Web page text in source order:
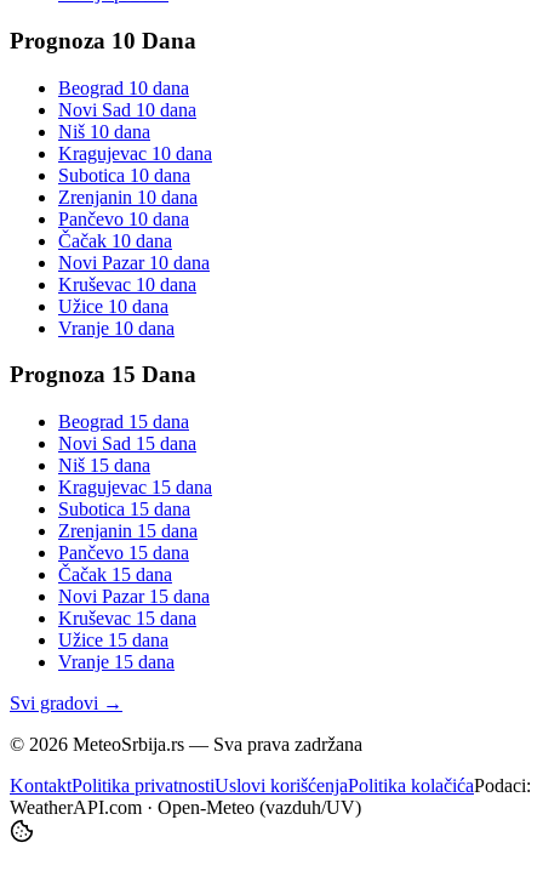
Prognoza 10 Dana
Beograd 10 dana
Novi Sad 10 dana
Niš 10 dana
Kragujevac 10 dana
Subotica 10 dana
Zrenjanin 10 dana
Pančevo 10 dana
Čačak 10 dana
Novi Pazar10 dana
Kruševac 10 dana
Užice 10 dana
Vranje 10 dana
Prognoza 15 Dana
Beograd 15 dana
Novi Sad 15 dana
Niš 15 dana
Kragujevac 15 dana
Subotica 15 dana
Zrenjanin 15 dana
Pančevo 15 dana
Čačak 15 dana
Novi Pazar15 dana
Kruševac 15 dana
Užice 15 dana
Vranje 15 dana
Svi gradovi →
© 2026 MeteoSrbija.rs — Sva prava zadržana
KontaktPolitika privatnostiUslovi korišćenjaPolitika kolačićaPodaci:
WeatherAPI.com · Open-Meteo (vazduh/UV)